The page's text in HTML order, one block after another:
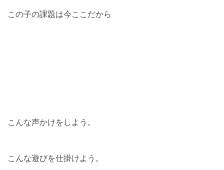
この子の課題は今ここだから
こんな声かけをしよう。
こんな遊びを仕掛けよう。